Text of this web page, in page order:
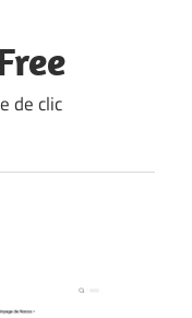
de clic